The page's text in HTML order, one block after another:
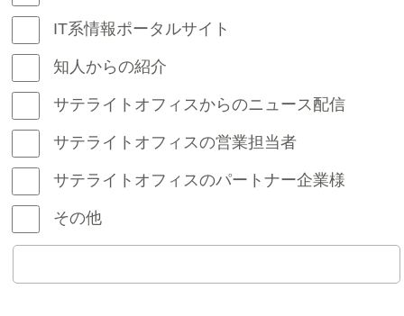
IT系情報ポータルサイト
知人からの紹介
サテライトオフィスからのニュース配信
サテライトオフィスの営業担当者
サテライトオフィスのパートナー企業様
その他